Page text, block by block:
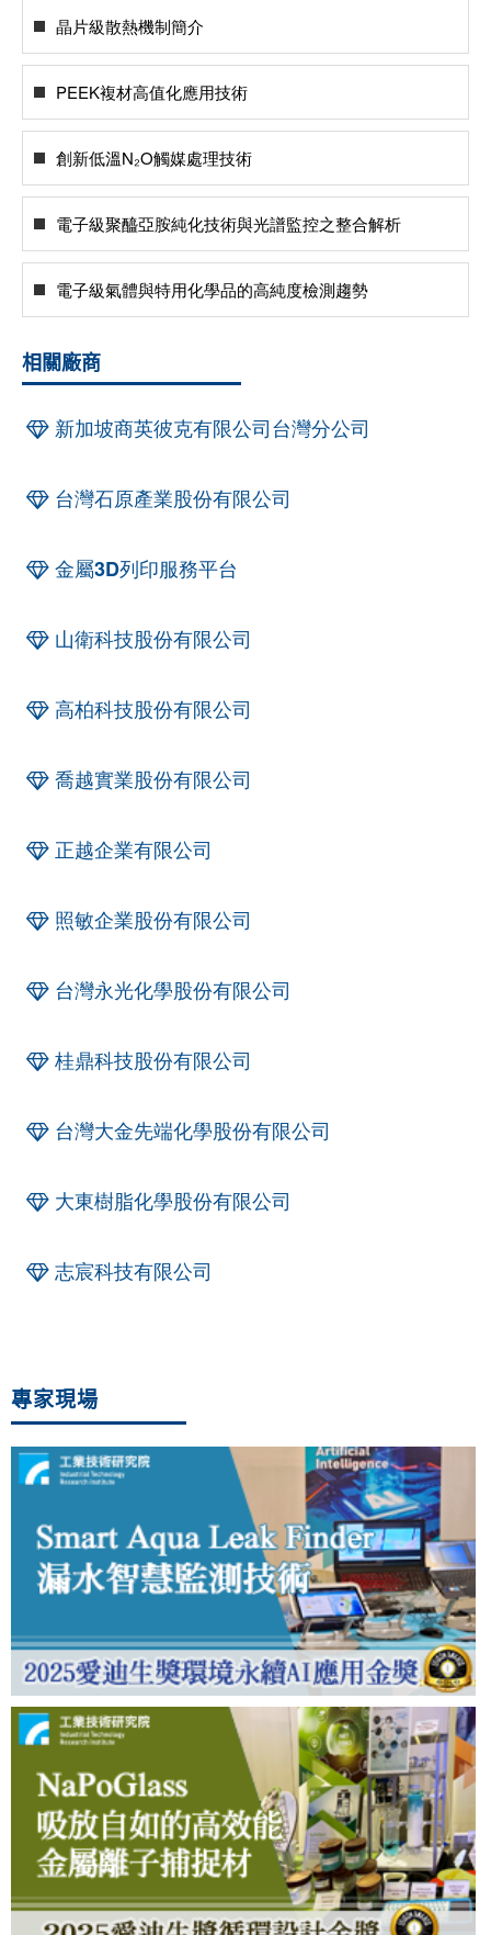
晶片級散熱機制簡介
PEEK複材高值化應用技術
創新低溫N₂O觸媒處理技術
電子級聚醯亞胺純化技術與光譜監控之整合解析
電子級氣體與特用化學品的高純度檢測趨勢
相關廠商
新加坡商英彼克有限公司台灣分公司
台灣石原產業股份有限公司
金屬3D列印服務平台
山衛科技股份有限公司
高柏科技股份有限公司
喬越實業股份有限公司
正越企業有限公司
照敏企業股份有限公司
台灣永光化學股份有限公司
桂鼎科技股份有限公司
台灣大金先端化學股份有限公司
大東樹脂化學股份有限公司
志宸科技有限公司
專家現場